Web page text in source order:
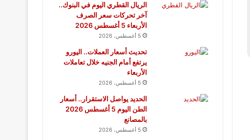
الريال القطري اليوم في البنوك..
آخر تحركات سعر الصرف
الأربعاء 5 أغسطس 2026
5 أغسطس، 2026
تحديث أسعار العملات.. اليورو
يرتفع أمام الجنيه خلال تعاملات
الأربعاء
5 أغسطس، 2026
الحديد يواصل الاستقرار.. أسعار
الطن اليوم 5 أغسطس 2026
بالمصانع
5 أغسطس، 2026